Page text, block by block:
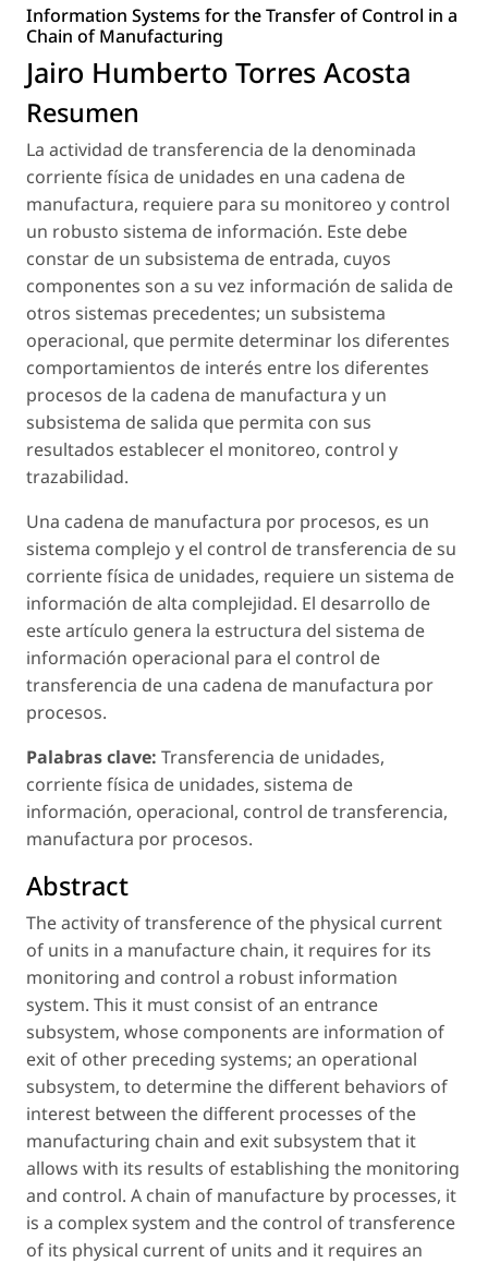
Information Systems for the Transfer of Control in a
Chain of Manufacturing
Jairo Humberto Torres Acosta
Resumen
La actividad de transferencia de la denominada
corriente física de unidades en una cadena de
manufactura, requiere para su monitoreo y control
un robusto sistema de información. Este debe
constar de un subsistema de entrada, cuyos
componentes son a su vez información de salida de
otros sistemas precedentes; un subsistema
operacional, que permite determinar los diferentes
comportamientos de interés entre los diferentes
procesos de la cadena de manufactura y un
subsistema de salida que permita con sus
resultados establecer el monitoreo, control y
trazabilidad.
Una cadena de manufactura por procesos, es un
sistema complejo y el control de transferencia de su
corriente física de unidades, requiere un sistema de
información de alta complejidad. El desarrollo de
este artículo genera la estructura del sistema de
información operacional para el control de
transferencia de una cadena de manufactura por
procesos.
Palabras clave: Transferencia de unidades,
corriente física de unidades, sistema de
información, operacional, control de transferencia,
manufactura por procesos.
Abstract
The activity of transference of the physical current
of units in a manufacture chain, it requires for its
monitoring and control a robust information
system. This it must consist of an entrance
subsystem, whose components are information of
exit of other preceding systems; an operational
subsystem, to determine the different behaviors of
interest between the different processes of the
manufacturing chain and exit subsystem that it
allows with its results of establishing the monitoring
and control. A chain of manufacture by processes, it
is a complex system and the control of transference
of its physical current of units and it requires an